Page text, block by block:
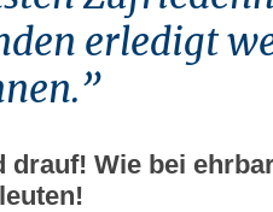
erledigt
drauf! Wie bei